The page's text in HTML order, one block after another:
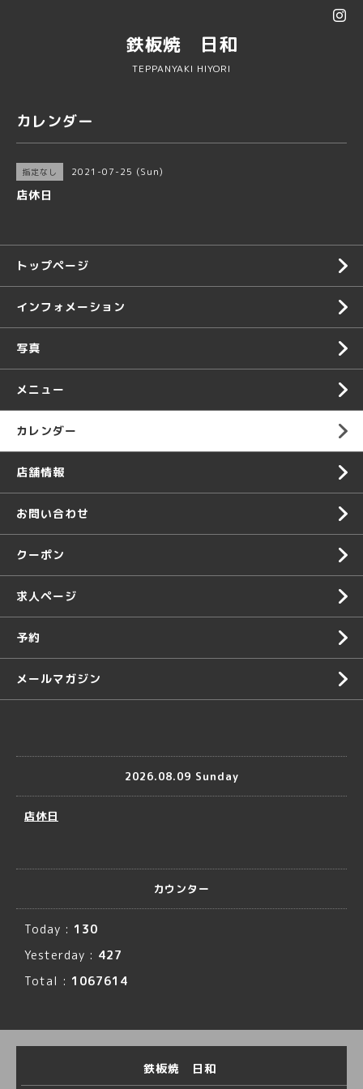
鉄板焼 日和
TEPPANYAKI HIYORI
カレンダー
指定なし 2021-07-25 (Sun)
店休日
トップページ
インフォメーション
写真
メニュー
カレンダー
店舗情報
お問い合わせ
クーポン
求人ページ
予約
メールマガジン
2026.08.09 Sunday
店休日
カウンター
Today : 130
Yesterday : 427
Total : 1067614
鉄板焼 日和